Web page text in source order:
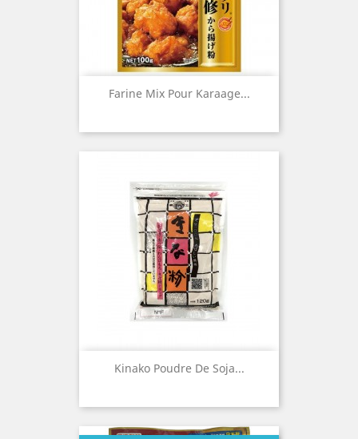
Farine Mix Pour Karaage...
Kinako Poudre De Soja...